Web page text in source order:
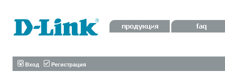
Вход Регистрация